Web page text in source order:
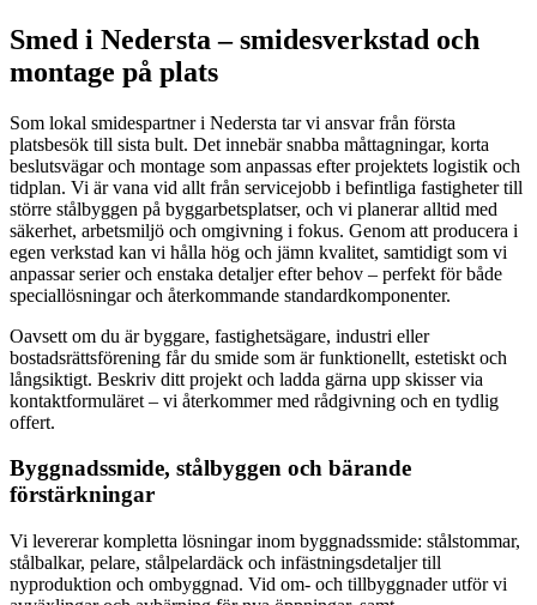
Smed i Nedersta – smidesverkstad och
montage på plats
Som lokal smidespartner i Nedersta tar vi ansvar från första
platsbesök till sista bult. Det innebär snabba måttagningar, korta
beslutsvägar och montage som anpassas efter projektets logistik och
tidplan. Vi är vana vid allt från servicejobb i befintliga fastigheter till
större stålbyggen på byggarbetsplatser, och vi planerar alltid med
säkerhet, arbetsmiljö och omgivning i fokus. Genom att producera i
egen verkstad kan vi hålla hög och jämn kvalitet, samtidigt som vi
anpassar serier och enstaka detaljer efter behov – perfekt för både
speciallösningar och återkommande standardkomponenter.
Oavsett om du är byggare, fastighetsägare, industri eller
bostadsrättsförening får du smide som är funktionellt, estetiskt och
långsiktigt. Beskriv ditt projekt och ladda gärna upp skisser via
kontaktformuläret – vi återkommer med rådgivning och en tydlig
offert.
Byggnadssmide, stålbyggen och bärande
förstärkningar
Vi levererar kompletta lösningar inom byggnadssmide: stålstommar,
stålbalkar, pelare, stålpelardäck och infästningsdetaljer till
nyproduktion och ombyggnad. Vid om- och tillbyggnader utför vi